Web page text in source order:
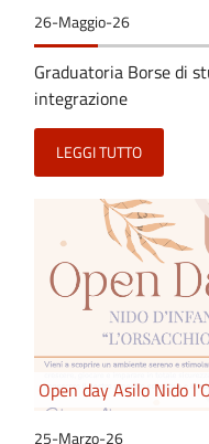
26-Maggio-26
Graduatoria Borse di
integrazione
LEGGI TUTTO
Open day Asilo Nido
25-Marzo-26